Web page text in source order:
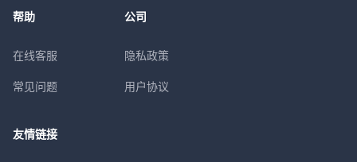
帮助
在线客服
常见问题
公司
隐私政策
用户协议
友情链接